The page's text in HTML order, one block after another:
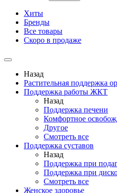
Хиты
Бренды
Все товары
Скоро в продаже
Назад
Растительная поддержка
Поддержка работы ЖКТ
Назад
Поддержка печени
Комфортное
Другое
Смотреть все
Поддержка суставов
Назад
Поддержка при
Поддержка при
Смотреть все
Женское здоровье